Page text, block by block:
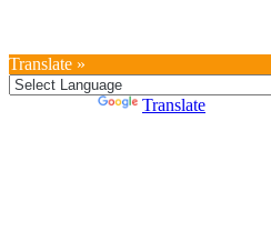
Translate »
Translate